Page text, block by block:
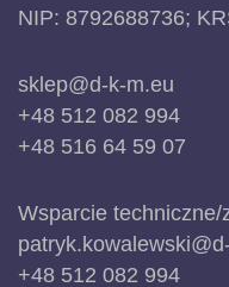
NIP: 8792688736;
sklep@d-k-m.eu
+48 512 082 994
+48 516 64 59 07
Wsparcie techniczne/
+48 512 082 994